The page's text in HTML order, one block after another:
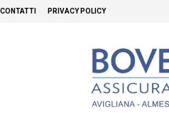
CONTATTI PRIVACY POLICY